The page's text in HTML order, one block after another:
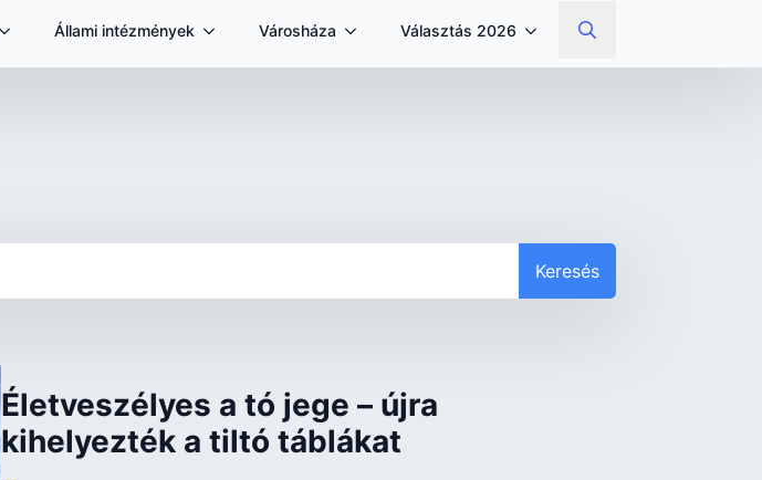
Állami intézmények Városháza Választás 2026
Search
Keresés
Életveszélyes a tó jege – újra
kihelyezték a tiltó táblákat